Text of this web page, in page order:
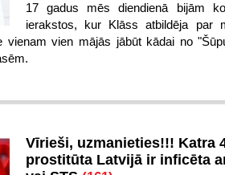
17 gadus mēs diendienā bijām
ierakstos, kur Klāss atbildēja par
vienam vien mājās jābūt kādai no
Vīrieši, uzmanieties!!! Katra
prostitūta Latvijā ir inficēta